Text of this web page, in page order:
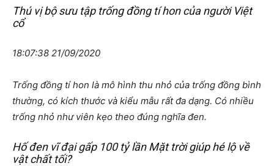
Thú vị bộ sưu tập trống đồng tí hon của người Việt
cổ
18:07:38 21/09/2020
Trống đồng tí hon là mô hình thu nhỏ của trống đồng bình
thường, có kích thước và kiểu mẫu rất đa dạng. Có nhiều
trống nhỏ như viên kẹo theo đúng nghĩa đen.
Hố đen vĩ đại gấp 100 tỷ lần Mặt trời giúp hé lộ về
vật chất tối?